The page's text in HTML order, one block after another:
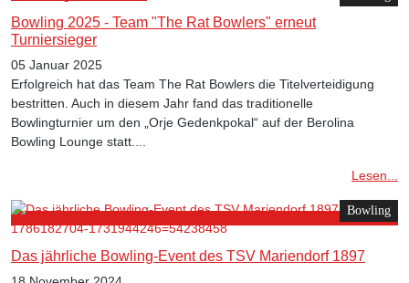
Bowling 2025 - Team "The Rat Bowlers" erneut
Turniersieger
05 Januar 2025
Erfolgreich hat das Team The Rat Bowlers die Titelverteidigung
bestritten. Auch in diesem Jahr fand das traditionelle
Bowlingturnier um den „Orje Gedenkpokal“ auf der Berolina
Bowling Lounge statt....
Lesen...
Bowling
Das jährliche Bowling-Event des TSV Mariendorf 1897